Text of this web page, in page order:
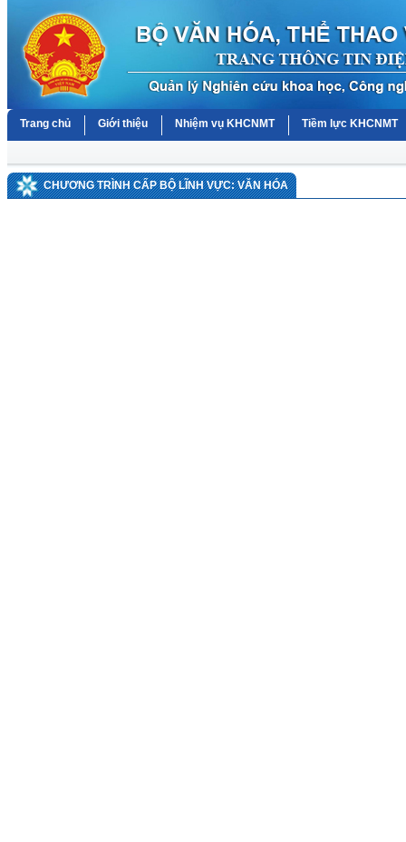
Trang chủ Giới thiệu Nhiệm vụ KHCNMT Tiềm lực KHCNMT
CHƯƠNG TRÌNH CẤP BỘ LĨNH VỰC: VĂN HÓA